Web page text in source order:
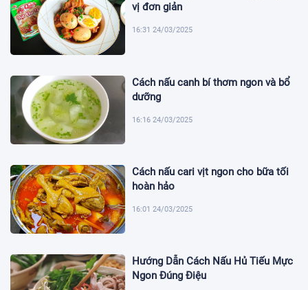
vị đơn giản
16:31 24/03/2025
Cách nấu canh bí thơm ngon và bổ
dưỡng
16:16 24/03/2025
Cách nấu cari vịt ngon cho bữa tối
hoàn hảo
16:01 24/03/2025
Hướng Dẫn Cách Nấu Hủ Tiếu Mực
Ngon Đúng Điệu